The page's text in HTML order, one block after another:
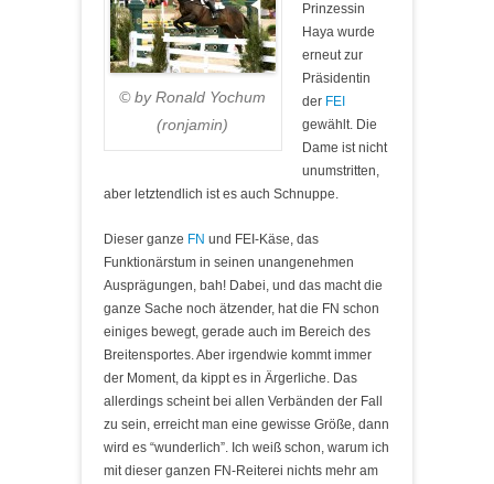
© by Ronald Yochum
(ronjamin)
Prinzessin
Haya wurde
erneut zur
Präsidentin
der FEI
gewählt. Die
Dame ist nicht
unumstritten,
aber letztendlich ist es auch Schnuppe.
Dieser ganze FN und FEI-Käse, das
Funktionärstum in seinen unangenehmen
Ausprägungen, bah! Dabei, und das macht die
ganze Sache noch ätzender, hat die FN schon
einiges bewegt, gerade auch im Bereich des
Breitensportes. Aber irgendwie kommt immer
der Moment, da kippt es in Ärgerliche. Das
allerdings scheint bei allen Verbänden der Fall
zu sein, erreicht man eine gewisse Größe, dann
wird es “wunderlich”. Ich weiß schon, warum ich
mit dieser ganzen FN-Reiterei nichts mehr am